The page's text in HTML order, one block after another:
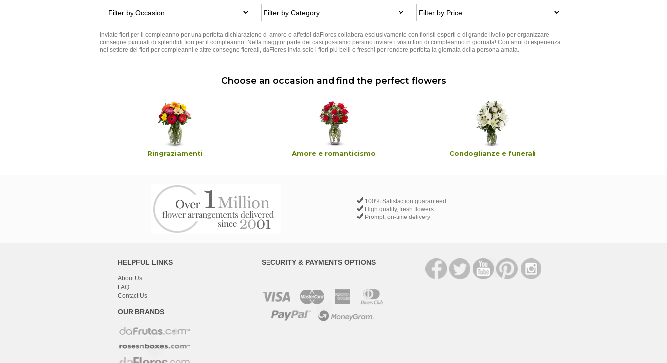
Inviate fiori per il compleanno per una perfetta dichiarazione di amore o affetto! daFlores collabora esclusivamente con fioristi esperti e di grande livello per organizzare
consegne puntuali di splendidi fiori per il compleanno. Nella maggior parte dei casi possiamo persino inviare i vostri fiori di compleanno in giornata! Con anni di esperienza
nel settore dei fiori per compleanni e altre consegne floreali, daFlores invia solo i fiori più belli e freschi per rendere perfetta la giornata della persona amata.
Choose an occasion and find the perfect flowers
Ringraziamenti Amore e romanticismo Condoglianze e funerali
100% Satisfaction guaranteed
High quality, fresh flowers
Prompt, on-time delivery
HELPFUL LINKS
About Us
FAQ
Contact Us
OUR BRANDS
SECURITY & PAYMENTS OPTIONS